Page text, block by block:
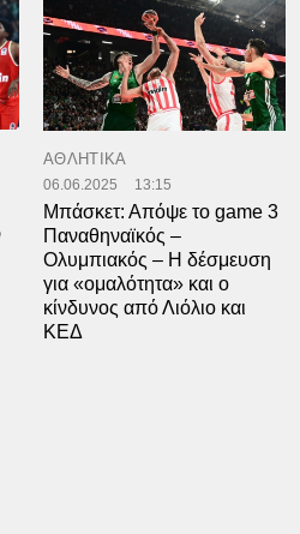
ΑΘΛΗΤΙΚΑ
06.06.2025 13:15
Μπάσκετ: Απόψε το game 3
Παναθηναϊκός –
Ολυμπιακός – Η δέσμευση
για «ομαλότητα» και ο
κίνδυνος από Λιόλιο και
ΚΕΔ